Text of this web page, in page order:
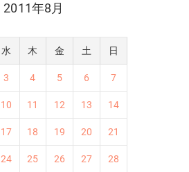
2011年8月
水 木 金 土 日
3 4 5 6 7
10 11 12 13 14
17 18 19 20 21
24 25 26 27 28